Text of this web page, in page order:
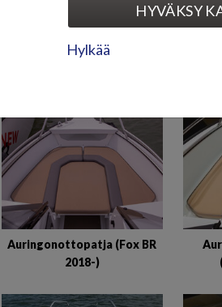
Auringonottopatja (Fox BR
2018-)
HYVÄKSY
Hylkää